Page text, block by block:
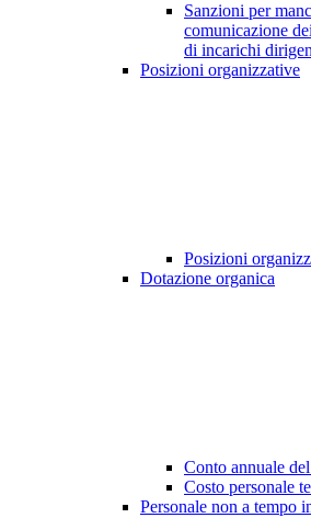
Sanzioni per
comunicazione
di incarichi
Posizioni organizzative
Posizioni
Dotazione organica
Conto annuale
Costo personale
Personale non a tempo